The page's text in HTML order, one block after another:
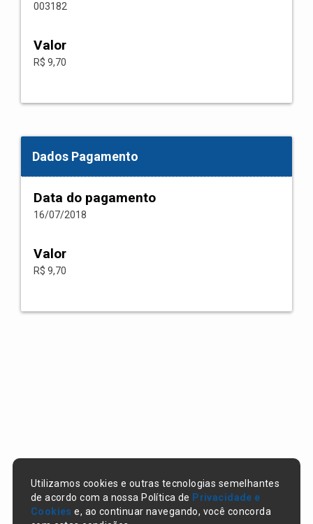
003182
Valor
R$ 9,70
Dados Pagamento
Data do pagamento
16/07/2018
Valor
R$ 9,70
Utilizamos cookies e outras tecnologias semelhantes
de acordo com a nossa Política de Privacidade e
Cookies e, ao continuar navegando, você concorda